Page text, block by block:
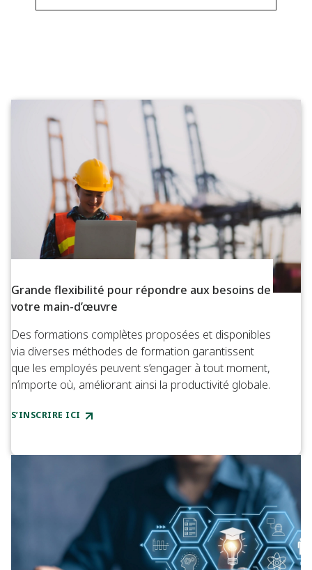
Grande flexibilité pour répondre aux besoins de
votre main-d’œuvre
Des formations complètes proposées et disponibles
via diverses méthodes de formation garantissent
que les employés peuvent s’engager à tout moment,
n’importe où, améliorant ainsi la productivité globale.
S’INSCRIRE ICI